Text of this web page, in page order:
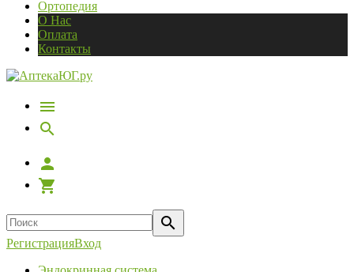
Ортопедия
О Нас
Оплата
Контакты
РегистрацияВход